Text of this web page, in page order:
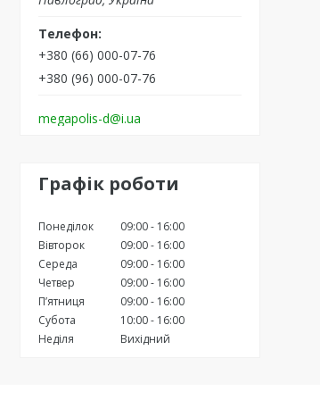
+380 (66) 000-07-76
+380 (96) 000-07-76
megapolis-d@i.ua
Графік роботи
Понеділок 09:00
16:00
Вівторок
09:00
16:00
Середа
09:00
16:00
Четвер
09:00
16:00
Пʼятниця
09:00
16:00
Субота
10:00
16:00
Неділя
Вихідний